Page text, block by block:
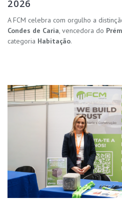
2026
A FCM celebra com orgulho a
Condes de Caria, vencedora do
categoria Habitação.